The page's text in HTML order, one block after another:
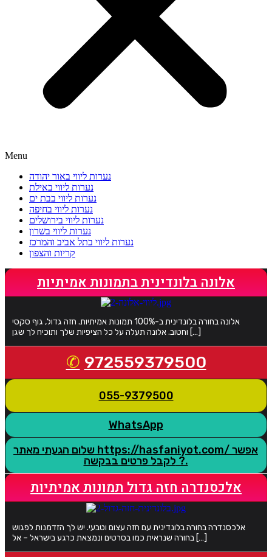
Menu
נערות ליווי באור יהודה
נערות ליווי באילת
נערות ליווי בבת ים
נערות ליווי בחיפה
נערות ליווי בירושלים
נערות ליווי בשרון
נערות ליווי בתל אביב והמרכז
קריות והצפון
אלונה בלונדינית בתמונות אמיתיות
אלונה בחורה בלונדינית ב-100% תמונות אמיתיות. חזה גדול, גוף סקסי
וחטוב. אלונה תעלה על כל הציפיות שלך ותוכיח לך שגן […]
972559379500
055-9379500
WhatsApp
שלום הגעתי מאתר https://hasfaniyot.com/ אפשר
לקבל פרטים בבקשה ?.
אלכסנדרה חזה גדול תמונות אמיתיות
אלכסנדרה בחורה בלונדינית עם חזה עצום וטבעי. יש לך הזדמנות לפגוש
בחורה שנראית כמו בסרטים ונמצאת כרגע בישראל – אל […]